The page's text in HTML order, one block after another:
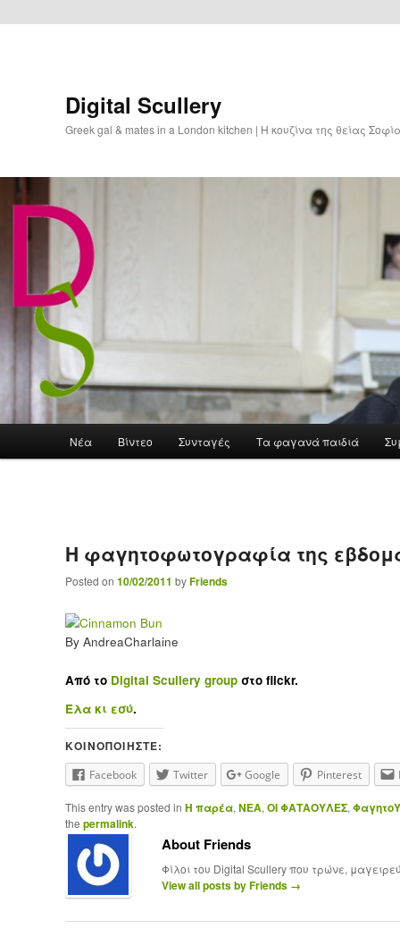
Digital Scullery
Greek gal & mates in a London kitchen | Η κουζίνα της θείας
Skip to primary content
Νέα Βίντεο Συνταγές Τα φαγανά παιδιά
Η φαγητοφωτογραφία της
Posted on 10/02/2011 byFriends
By AndreaCharlaine
Από το Digital Scullery groupστο flickr.
Έλα κι εσύ.
ΚΟΙΝΟΠΟΙΉΣΤΕ:
Facebook Twitter Google Pinterest
This entry was posted in Η παρέα, ΝΕΑ, ΟΙ ΦΑΤΑΟΥΛΕΣ,
the permalink.
About Friends
Φίλοι του Digital Scullery που τρώνε,
View all posts by Friends →